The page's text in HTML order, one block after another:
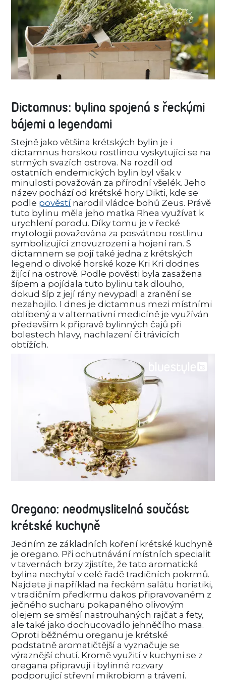
Dictamnus: bylina spojená s řeckými
bájemi a legendami
Stejně jako většina krétských bylin je i
dictamnus horskou rostlinou vyskytující se na
strmých svazích ostrova. Na rozdíl od
ostatních endemických bylin byl však v
minulosti považován za přírodní všelék. Jeho
název pochází od krétské hory Dikti, kde se
podle pověstí narodil vládce bohů Zeus. Právě
tuto bylinu měla jeho matka Rhea využívat k
urychlení porodu. Díky tomu je v řecké
mytologii považována za posvátnou rostlinu
symbolizující znovuzrození a hojení ran. S
dictamnem se pojí také jedna z krétských
legend o divoké horské koze Kri Kri dodnes
žijící na ostrově. Podle pověsti byla zasažena
šípem a pojídala tuto bylinu tak dlouho,
dokud šíp z její rány nevypadl a zranění se
nezahojilo. I dnes je dictamnus mezi místními
oblíbený a v alternativní medicíně je využíván
především k přípravě bylinných čajů při
bolestech hlavy, nachlazení či trávicích
obtížích.
Oregano: neodmyslitelná součást
krétské kuchyně
Jedním ze základních koření krétské kuchyně
je oregano. Při ochutnávání místních specialit
v tavernách brzy zjistíte, že tato aromatická
bylina nechybí v celé řadě tradičních pokrmů.
Najdete ji například na řeckém salátu horiatiki,
v tradičním předkrmu dakos připravovaném z
ječného sucharu pokapaného olivovým
olejem se směsí nastrouhaných rajčat a fety,
ale také jako dochucovadlo jehněčího masa.
Oproti běžnému oreganu je krétské
podstatně aromatičtější a vyznačuje se
výraznější chutí. Kromě využití v kuchyni se z
oregana připravují i bylinné rozvary
podporující střevní mikrobiom a trávení.